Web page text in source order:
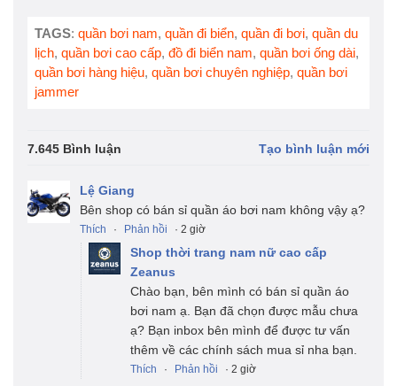
TAGS: quần bơi nam, quần đi biển, quần đi bơi, quần du
lịch, quần bơi cao cấp, đồ đi biển nam, quần bơi ống dài,
quần bơi hàng hiệu, quần bơi chuyên nghiệp, quần bơi
jammer
7.645 Bình luận Tạo bình luận mới
Lệ Giang
Bên shop có bán sỉ quần áo bơi nam không vậy ạ?
Thích · Phản hồi · 2 giờ
Shop thời trang nam nữ cao cấp
Zeanus
Chào bạn, bên mình có bán sỉ quần áo
bơi nam ạ. Bạn đã chọn được mẫu chưa
ạ? Bạn inbox bên mình để được tư vấn
thêm về các chính sách mua sỉ nha bạn.
Thích · Phản hồi · 2 giờ